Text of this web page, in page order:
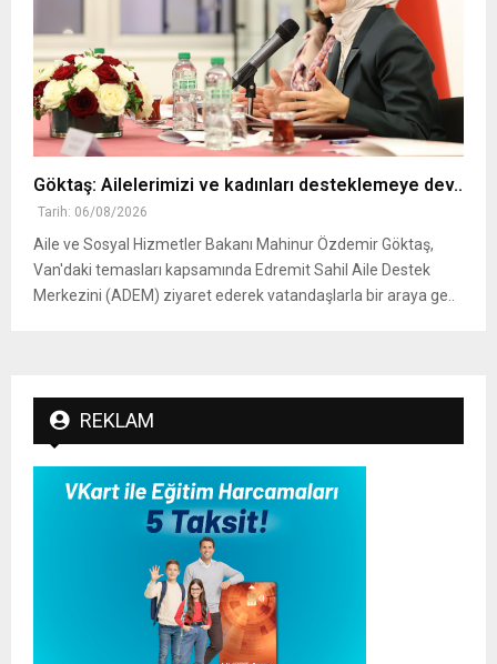
Göktaş: Ailelerimizi ve kadınları desteklemeye dev..
Tarih: 06/08/2026
Aile ve Sosyal Hizmetler Bakanı Mahinur Özdemir Göktaş,
Van'daki temasları kapsamında Edremit Sahil Aile Destek
Merkezini (ADEM) ziyaret ederek vatandaşlarla bir araya ge..
REKLAM